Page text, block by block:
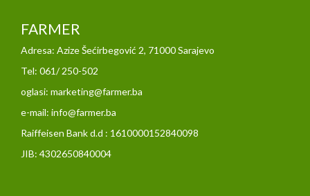
FARMER
Adresa: Azize Šećirbegović 2, 71000 Sarajevo
Tel: 061/ 250-502
oglasi: marketing@farmer.ba
e-mail: info@farmer.ba
Raiffeisen Bank d.d : 1610000152840098
JIB: 4302650840004